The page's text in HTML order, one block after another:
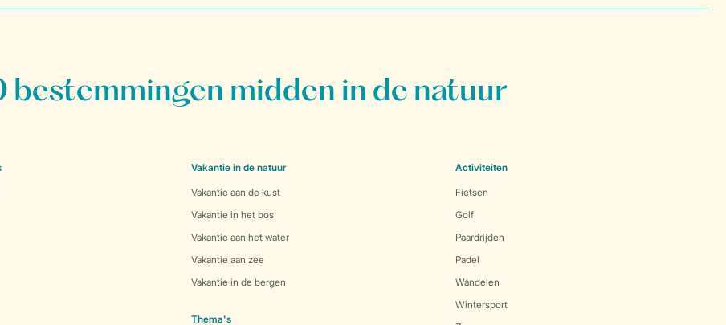
bestemmingen midden in de natuur
Vakantie in de natuur
Vakantie aan de kust
Vakantie in het bos
Vakantie aan het water
Vakantie aan zee
Vakantie in de bergen
Thema's
Activiteiten
Fietsen
Golf
Paardrijden
Padel
Wandelen
Wintersport